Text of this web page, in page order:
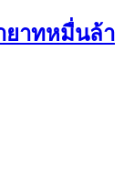
ยาทหมื่นล้า